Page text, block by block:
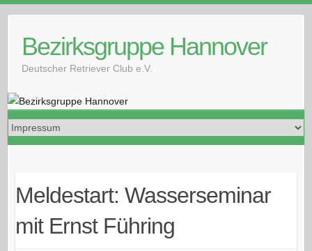
contentBezirksgruppe Hannover
Deutscher Retriever Club e.V.
Meldestart: Wasserseminar
mit Ernst Führing